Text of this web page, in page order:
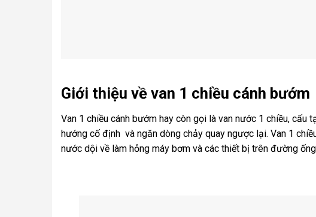
Giới thiệu về van 1 chiều cánh bướm
Van 1 chiều cánh bướm hay còn gọi là van nước 1 chiều,
hướng cố định và ngăn dòng chảy quay ngược lại. Van 1
nước dội về làm hỏng máy bơm và các thiết bị trên đường